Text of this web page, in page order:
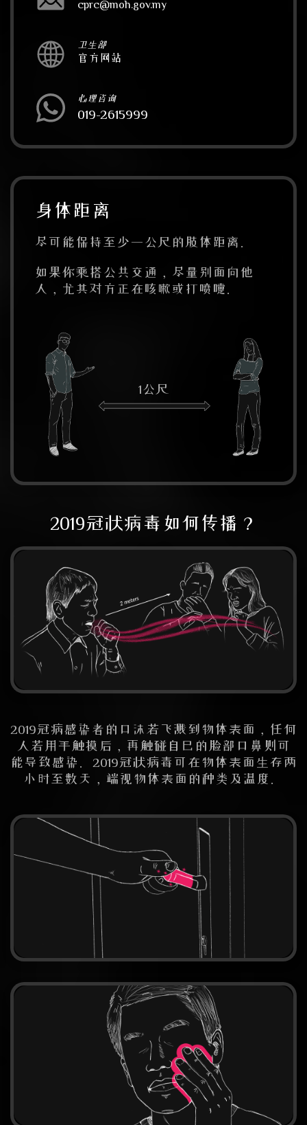
cprc@moh.gov.my
卫生部
官方网站
心理咨询
019-2615999
身体距离
尽可能保持至少一公尺的肢体距离。
如果你乘搭公共交通，尽量别面向他
人，尤其对方正在咳嗽或打喷嚏。
1公尺
2019冠状病毒如何传播？
2019冠病感染者的口沫若飞溅到物体表面，任何
人若用手触摸后，再触碰自己的脸部口鼻则可
能导致感染。2019冠状病毒可在物体表面生存两
小时至数天，端视物体表面的种类及温度。